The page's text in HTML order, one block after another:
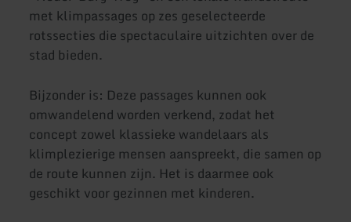
met klimpassages op zes geselecteerde
rotssecties die spectaculaire uitzichten over de
stad bieden.
Bijzonder is: Deze passages kunnen ook
omwandelend worden verkend, zodat het
concept zowel klassieke wandelaars als
klimplezierige mensen aanspreekt, die samen op
de route kunnen zijn. Het is daarmee ook
geschikt voor gezinnen met kinderen.